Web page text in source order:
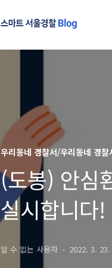
우리동네 경찰서/우리동네 경찰
(도봉) 안심
실시합니다!
알 수 없는 사용자 2022. 3.